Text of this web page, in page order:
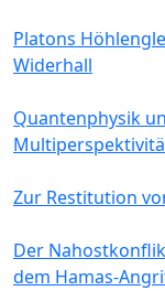
Platons
Widerhall
Quantenphysik
Zur Restitution
Der
dem Hamas-